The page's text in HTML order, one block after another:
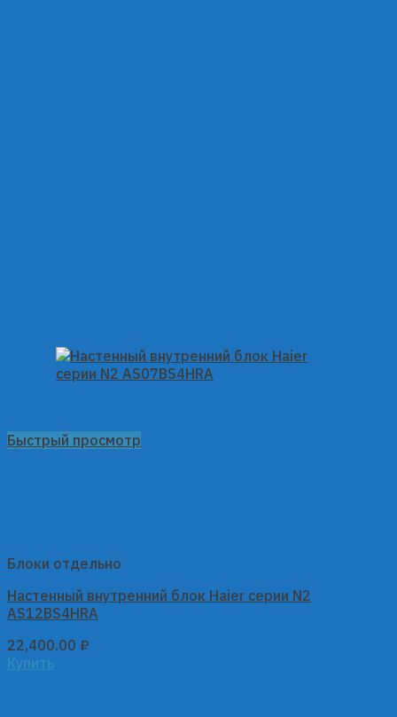
Быстрый просмотр
Блоки отдельно
Настенный внутренний блок Haier серии N2
AS12BS4HRA
22,400.00 ₽
Купить